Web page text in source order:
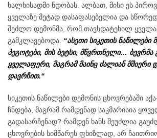
ხალხისადმი ნდობას. ალბათ, მისი ეს
ყველაზე მეტად დასაფასებელია და
შეძლო დემონმა, რომ თავსდატეხილ
გამკლავებოდა. “ასეთი სიკეთის ნაწილები
პეგოტები, მის ბეტსი, მწვრთნელი… ბევრმა
ყველაფერი, მაგრამ მაინც ძალიან მშიერი
დავრჩით.“
სიკეთის ნაწილები დემონის ცხოვრებაში
ჩნდება, მაგრამ რამდენად საკმარისია
გადასარჩენად? რამდენ ხანს შეუძლია
ცხოვრების სიმწარეს ფხიზლად, არ